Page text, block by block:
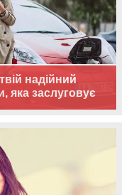
надійний
яка заслуговує